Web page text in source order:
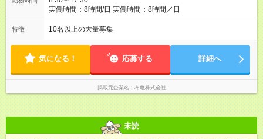
ンセンティブを支給。あなたの頑張りを正当に評価します。 年
／入社3年目・リーダー職（月収45万円＋賞与） 【試用期間】
試用期間あり 試用期間の長さ：3ヶ月 雇用形態、給与は本採用
時と同じです。
実働時間：8時間/日 実働時間：8時間／日
特徴 10名以上の大量募集
気になる！ 応募する 詳細へ
掲載元企業名 布亀株式会社
未読